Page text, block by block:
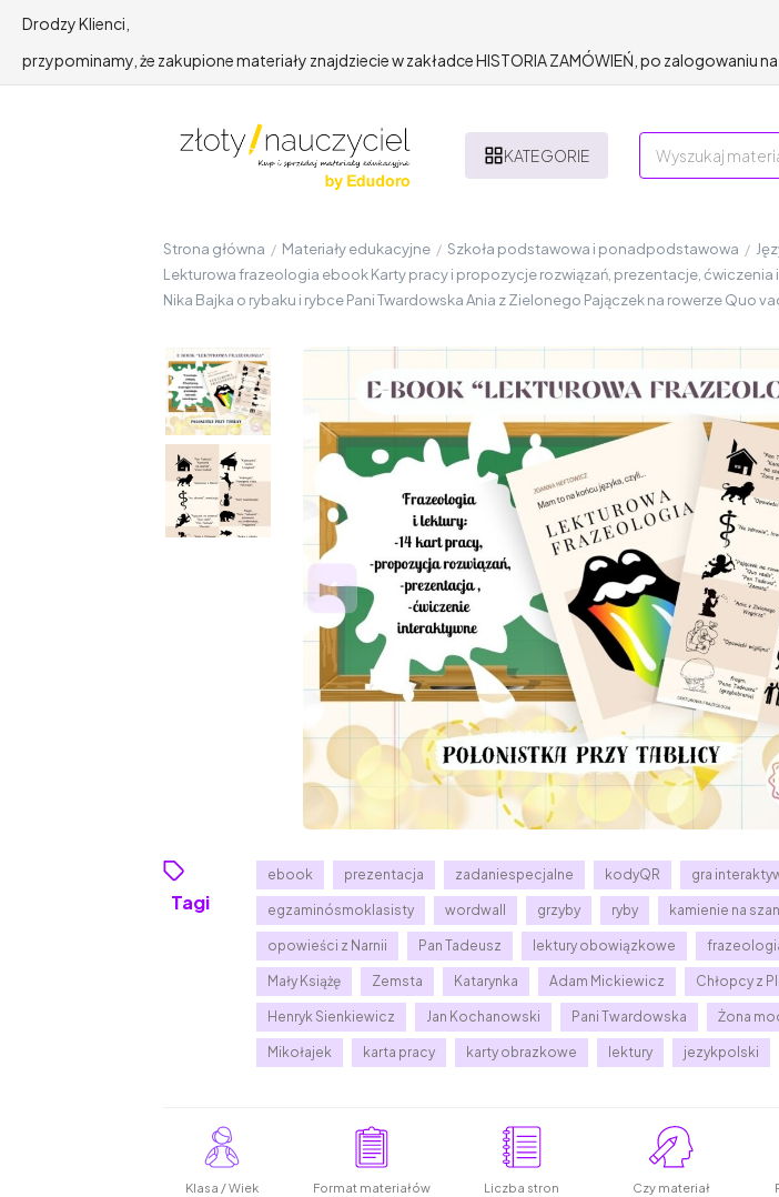
Drodzy Klienci,
przypominamy, że zakupione materiały znajdziecie w zakładce HISTORIA ZAMÓWIEŃ, po zalogowaniu
KATEGORIE
Strona główna / Materiały edukacyjne / Szkoła podstawowa i ponadpodstawowa /
Lekturowa frazeologia ebook Karty pracy i propozycje rozwiązań, prezentacje, ćwiczenia
Nika Bajka o rybaku i rybce Pani Twardowska Ania z Zielonego Pajączek na rowerze Quo
Tagi
ebook prezentacja zadaniespecjalne kodyQR gra
egzaminósmoklasisty wordwall grzyby ryby kamienie na
opowieści z Narnii Pan Tadeusz lektury obowiązkowe
Mały Książę Zemsta Katarynka Adam Mickiewicz Chłopcy z
Henryk Sienkiewicz Jan Kochanowski Pani Twardowska Żona
Mikołajek karta pracy karty obrazkowe lektury jezykpolski
Klasa / Wiek Format materiałów Liczba stron
Czy materiał